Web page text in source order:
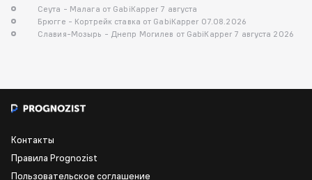
Сеута - Малага от GabiKapper 7 августа
Брюгге - Кортрейк ставка от GabiKapper 07.08.2026
Славия-Мозырь - Днепр Могилев от GabiKapper 7 августа 2026
Контакты
Правила Prognozist
Пользовательское соглашение